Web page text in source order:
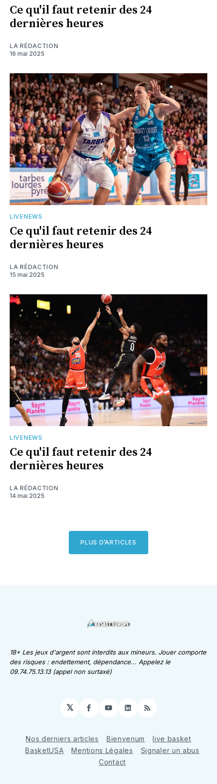
Ce qu'il faut retenir des 24
dernières heures
LA RÉDACTION
16 mai 2025
LIVENEWS
Ce qu'il faut retenir des 24
dernières heures
LA RÉDACTION
15 mai 2025
LIVENEWS
Ce qu'il faut retenir des 24
dernières heures
LA RÉDACTION
14 mai 2025
PLUS D’ARTICLES
18+ Les jeux d'argent sont interdits aux mineurs. Jouer comporte
des risques : endettement, dépendance... Appelez le
09.74.75.13.13 (appel non surtaxé)
𝕏 Facebook
YouTube
LinkedIn
RSS
Nos derniers articles Bienvenum
live basket
BasketUSA
Mentions Légales
Signaler un abus
Contact